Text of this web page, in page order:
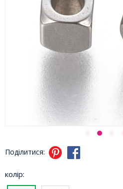
Поділитися:
колір: